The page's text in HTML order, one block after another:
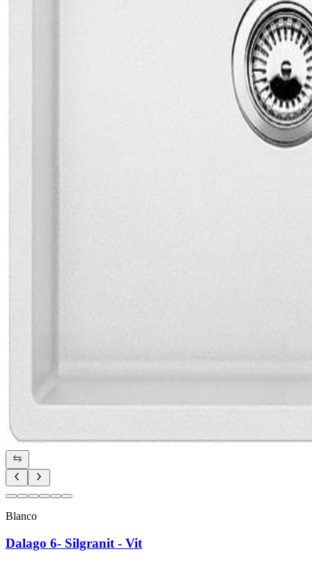
Blanco
Dalago 6- Silgranit - Vit